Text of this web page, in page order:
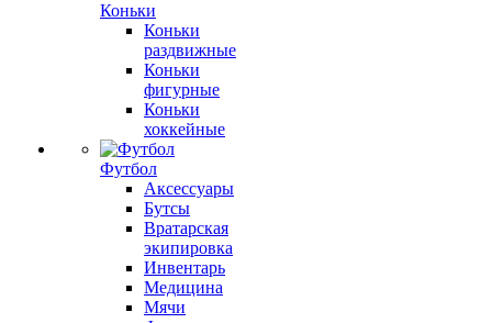
Коньки
Коньки
раздвижные
Коньки
фигурные
Коньки
хоккейные
Футбол
Аксессуары
Бутсы
Вратарская
экипировка
Инвентарь
Медицина
Мячи